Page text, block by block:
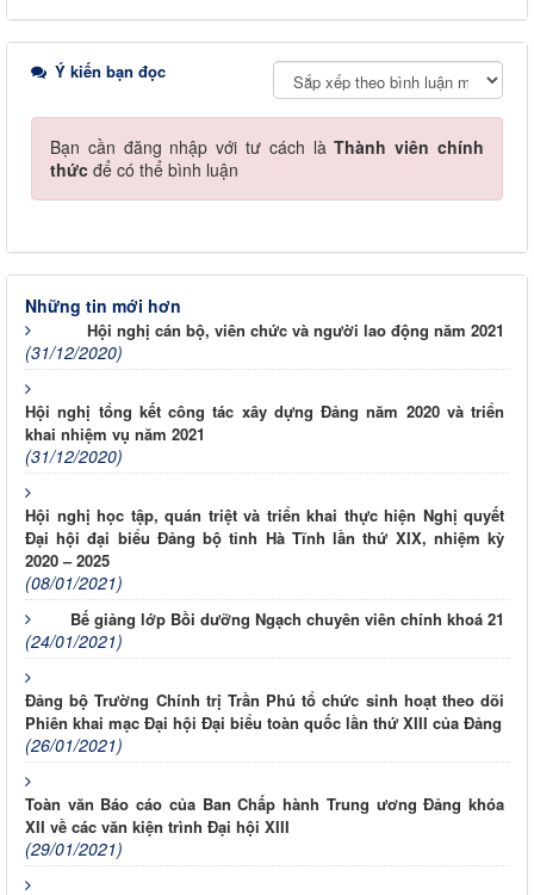
Ý kiến bạn đọc
Bạn cần đăng nhập với tư cách làThành viên chính
thức để có thể bình luận
Những tin mới hơn
Hội nghị cán bộ, viên chức và người lao động năm 2021
(31/12/2020)
Hội nghị tổng kết công tác xây dựng Đảng năm 2020 và triển
khai nhiệm vụ năm 2021
(31/12/2020)
Hội nghị học tập, quán triệt và triển khai thực hiện Nghị quyết
Đại hội đại biểu Đảng bộ tỉnh Hà Tĩnh lần thứ XIX, nhiệm kỳ
2020 – 2025
(08/01/2021)
Bế giảng lớp Bồi dưỡng Ngạch chuyên viên chính khoá 21
(24/01/2021)
Đảng bộ Trường Chính trị Trần Phú tổ chức sinh hoạt theo dõi
Phiên khai mạc Đại hội Đại biểu toàn quốc lần thứ XIII của Đảng
(26/01/2021)
Toàn văn Báo cáo của Ban Chấp hành Trung ương Đảng khóa
XII về các văn kiện trình Đại hội XIII
(29/01/2021)